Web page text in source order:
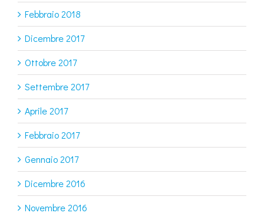
Febbraio 2018
Dicembre 2017
Ottobre 2017
Settembre 2017
Aprile 2017
Febbraio 2017
Gennaio 2017
Dicembre 2016
Novembre 2016